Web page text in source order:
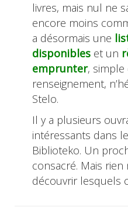
livres, mais nul ne
encore moins
a désormais une
disponibles et un
emprunter,
renseignement,
Stelo.
Il y a plusieurs
intéressants dans
Biblioteko. Un
consacré. Mais
découvrir lesquels